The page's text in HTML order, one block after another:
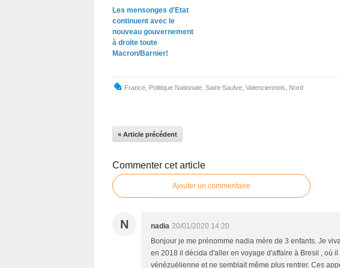
Les mensonges d'Etat
continuent avec le
nouveau gouvernement
à droite toute
Macron/Barnier!
France Politique Nationale Saint-Saulve Valenciennois Nord
« Article précédent
Commenter cet article
Ajouter un commentaire
N nadia 20/01/2020 14:20
Bonjour je me prénomme nadia mère de 3 enfants. Je
en 2018 il décida d'aller en voyage d'affaire à Bresil , où
vénézuélienne et ne semblait même plus rentrer. Ces